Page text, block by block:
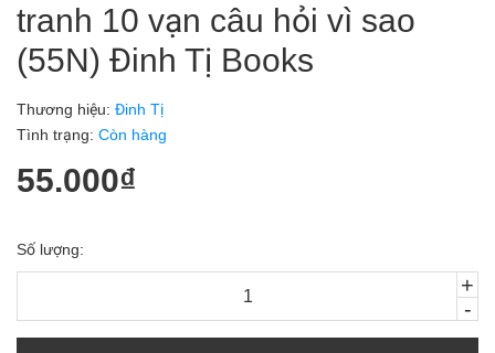
tranh 10 vạn câu hỏi vì sao
(55N) Đinh Tị Books
Thương hiệu: Đinh Tị
Tình trạng: Còn hàng
55.000₫
Số lượng:
-
+